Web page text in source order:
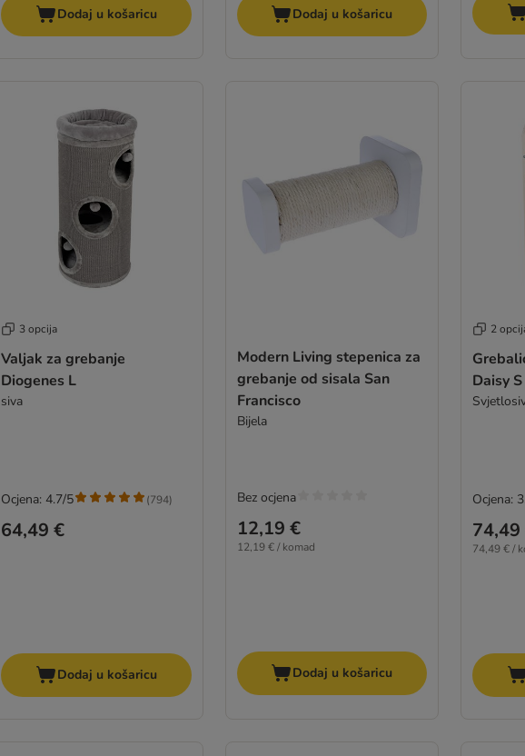
Dodaj u košaricu Dodaj u košaricu
3 opcija
Valjak za grebanje
Diogenes L
siva
64,49 €
Ocjena: 4.7/5 (794)
Dodaj u košaricu
Modern Living stepenica za
grebanje od sisala San
Francisco
Bijela
12,19 €
12,19 € / komad
Bez ocjena
Dodaj u košaricu
2
Daisy S
74,49
74,49 € /
Ocjena: